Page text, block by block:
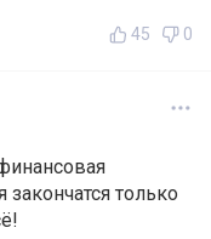
45 0
только